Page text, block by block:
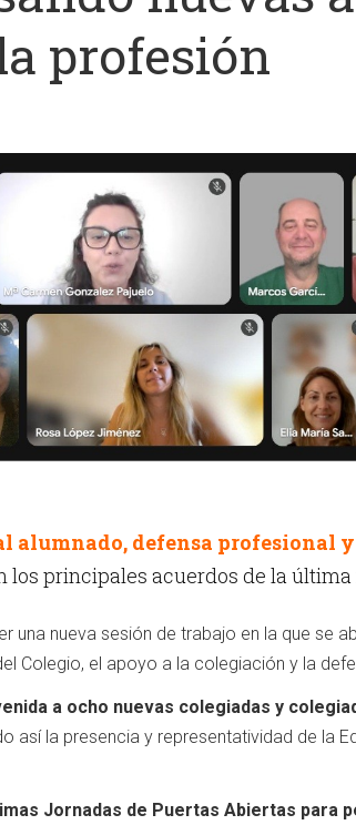
profesión
alumnado, defensa profesional
los principales acuerdos de la última
una nueva sesión de trabajo en la que se
Colegio, el apoyo a la colegiación y la
a ocho nuevas colegiadas y
así la presencia y representatividad de la
Jornadas de Puertas Abiertas para